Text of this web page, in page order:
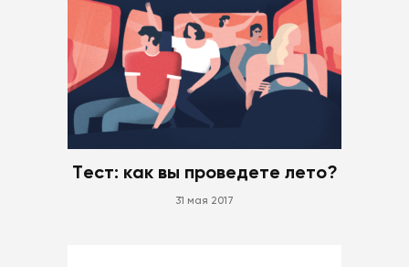
Тест: как вы проведете лето?
31 мая 2017